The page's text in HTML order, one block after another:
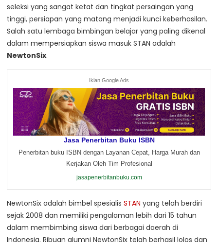
seleksi yang sangat ketat dan tingkat persaingan yang
tinggi, persiapan yang matang menjadi kunci keberhasilan.
Salah satu lembaga bimbingan belajar yang paling dikenal
dalam mempersiapkan siswa masuk STAN adalah
NewtonSix.
Iklan Google Ads
Jasa Penerbitan Buku ISBN
Penerbitan buku ISBN dengan Layanan Cepat, Harga Murah dan
Kerjakan Oleh Tim Profesional
jasapenerbitanbuku.com
NewtonSix adalah bimbel spesialis STAN yang telah berdiri
sejak 2008 dan memiliki pengalaman lebih dari 15 tahun
dalam membimbing siswa dari berbagai daerah di
Indonesia. Ribuan alumni NewtonSix telah berhasil lolos dan